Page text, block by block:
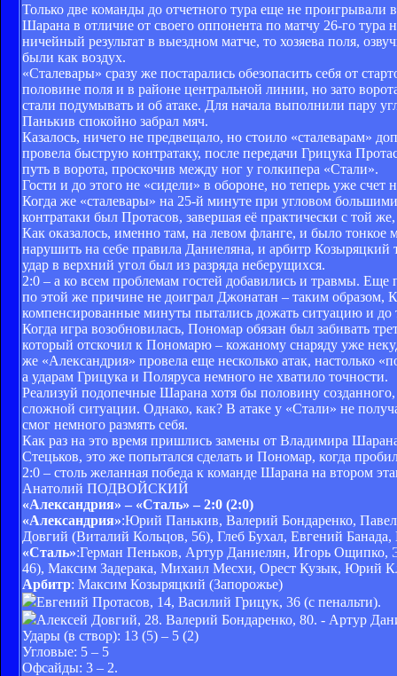
Только две команды до отчетного тура еще не
Шарана в отличие от своего оппонента по матчу 26-го тура
ничейный результат в выездном матче, то хозяева поля,
были как воздух.
«Сталевары» сразу же постарались обезопасить себя от
половине поля и в районе центральной линии, но зато
стали подумывать и об атаке. Для начала выполнили пару
Панькив спокойно забрал мяч.
Казалось, ничего не предвещало, но стоило «сталеварам»
провела быструю контратаку, после передачи Грицука
путь в ворота, проскочив между ног у голкипера «Стали».
Гости и до этого не «сидели» в обороне, но теперь уже
Когда же «сталевары» на 25-й минуте при угловом
контратаки был Протасов, завершая её практически с той
Как оказалось, именно там, на левом фланге, и было
нарушить на себе правила Даниеляна, и арбитр Козыряцкий
удар в верхний угол был из разряда неберущихся.
2:0 – а ко всем проблемам гостей добавились и травмы.
по этой же причине не доиграл Джонатан – таким
компенсированные минуты пытались дожать ситуацию и до
Когда игра возобновилась, Пономар обязан был забивать
который отскочил к Пономарю – кожаному снаряду уже
же «Александрия» провела еще несколько атак, настолько
а ударам Грицука и Поляруса немного не хватило точности.
Реализуй подопечные Шарана хотя бы половину
сложной ситуации. Однако, как? В атаке у «Стали» не
смог немного размять себя.
Как раз на это время пришлись замены от Владимира
Стецьков, это же попытался сделать и Пономар, когда
2:0 – столь желанная победа к команде Шарана на втором
Анатолий ПОДВОЙСКИЙ
«Александрия» – «Сталь» – 2:0 (2:0)
«Александрия»:Юрий Панькив, Валерий Бондаренко,
Довгий (Виталий Кольцов, 56), Глеб Бухал, Евгений
«Сталь»:Герман Пеньков, Артур Даниелян, Игорь
46), Максим Задерака, Михаил Месхи, Орест Кузык, Юрий
Арбитр: Максим Козыряцкий (Запорожье)
Евгений Протасов, 14, Василий Грицук, 36 (с пенальти).
Алексей Довгий, 28. Валерий Бондаренко, 80. - Артур
Удары (в створ): 13 (5) – 5 (2)
Угловые: 5 – 5
Офсайды: 3 – 2.